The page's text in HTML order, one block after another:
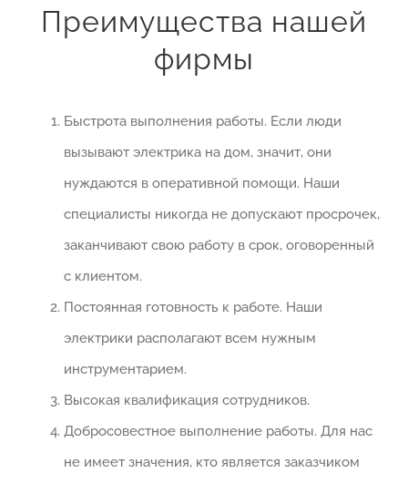
Преимущества нашей
фирмы
Быстрота выполнения работы. Если люди
вызывают электрика на дом, значит, они
нуждаются в оперативной помощи. Наши
специалисты никогда не допускают просрочек,
заканчивают свою работу в срок, оговоренный
с клиентом.
Постоянная готовность к работе. Наши
электрики располагают всем нужным
инструментарием.
Высокая квалификация сотрудников.
Добросовестное выполнение работы. Для нас
не имеет значения, кто является заказчиком